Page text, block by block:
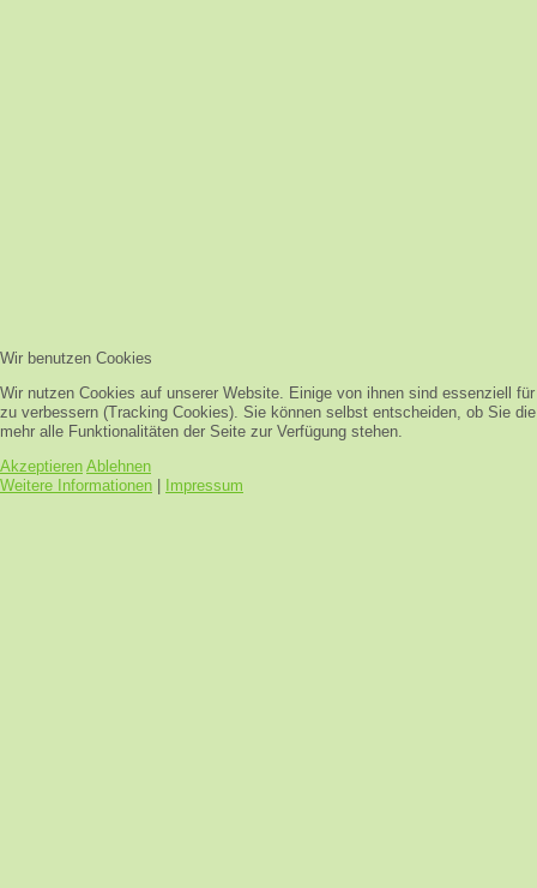
Wir benutzen Cookies
Wir nutzen Cookies auf unserer Website. Einige von ihnen sind essenziell
zu verbessern (Tracking Cookies). Sie können selbst entscheiden, ob Sie
mehr alle Funktionalitäten der Seite zur Verfügung stehen.
Akzeptieren Ablehnen
Weitere Informationen
Impressum